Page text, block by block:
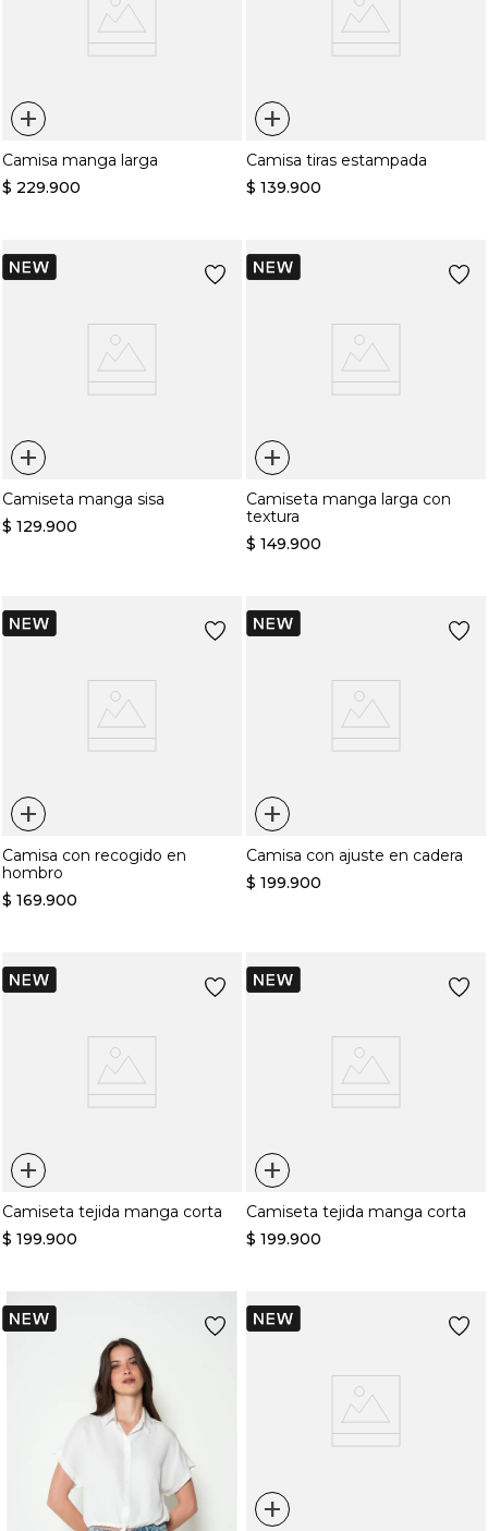
+
Camisa manga larga
$ 229.900
+
Camisa tiras estampada
$ 139.900
+
Camiseta manga sisa
$ 129.900
+
Camiseta manga larga con
textura
$ 149.900
+
Camisa con recogido en
hombro
$ 169.900
+
Camisa con ajuste en cadera
$ 199.900
+
Camiseta tejida manga corta
$ 199.900
+
Camiseta tejida manga corta
$ 199.900
+